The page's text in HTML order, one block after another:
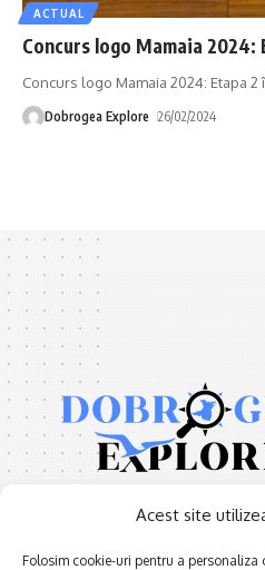
Acest site
Folosim cookie-uri pentru a
ACTUAL
Concurs logo Mamaia 2024:
Concurs logo Mamaia 2024: Etapa
Dobrogea Explore 26/02/2024